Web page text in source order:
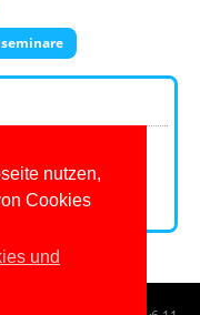
nutzen,
Cookies
und